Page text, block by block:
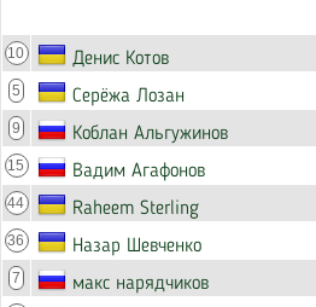
10 Денис Котов
5 Серёжа Лозан
9 Коблан Альгужинов
15 Вадим Агафонов
44 Raheem Sterling
36 Назар Шевченко
7 макс нарядчиков